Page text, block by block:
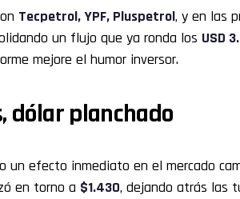
Tecpetrol, YPF, Pluspetrol, y en las
un flujo que ya ronda los USD
mejore el humor inversor.
dólar planchado
un efecto inmediato en el mercado
en torno a $1.430, dejando atrás las